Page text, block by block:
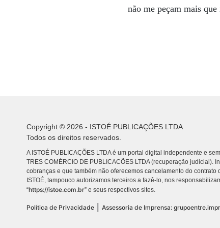
não me peçam mais
Copyright © 2026 - ISTOÉ PUBLICAÇÕES LTDA
Todos os direitos reservados.
A ISTOÉ PUBLICAÇÕES LTDA é um portal digital independente e
TRES COMÉRCIO DE PUBLICACÕES LTDA (recuperação judicial).
cobranças e que também não oferecemos cancelamento do
ISTOÉ, tampouco autorizamos terceiros a fazê-lo, nos
“https://istoe.com.br” e seus respectivos sites.
Política de Privacidade Assessoria de Imprensa: